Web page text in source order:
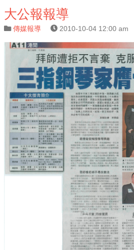
大公報報導
傳媒報導 2010-10-04 12:00 am